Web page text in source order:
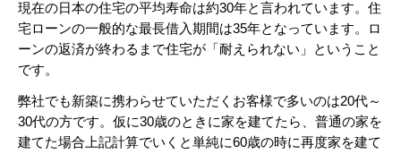
現在の日本の住宅の平均寿命は約30年と言われています。 住
宅ローンの一般的な最長借入期間は35年となっています。
ロ
ーンの返済が終わるまで住宅が「耐えられない」ということ
です。
弊社でも新築に携わらせていただくお客様で多いのは20代～
30代の方です。 仮に30歳のときに家を建てたら、普通の家を
建てた場合上記計算でいくと単純に60歳の時に再度家を建て